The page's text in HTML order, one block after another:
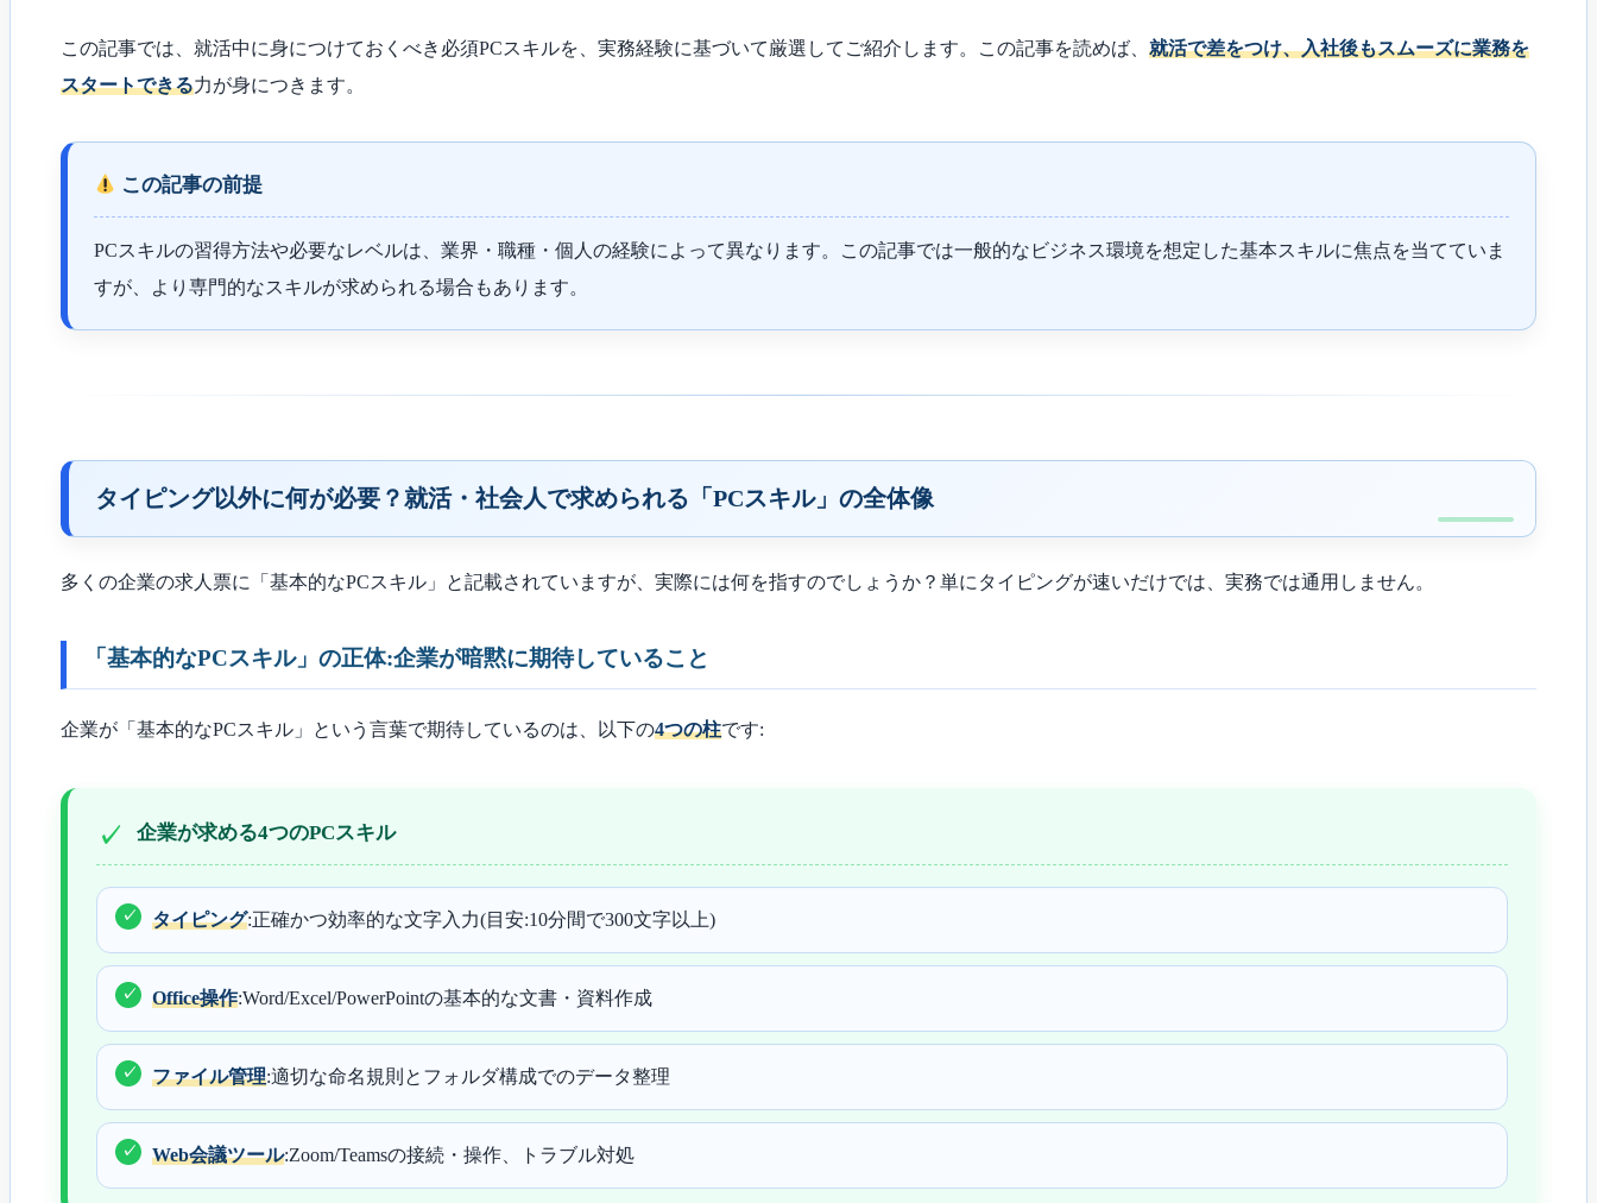
この記事では、就活中に身につけておくべき必須PCスキルを、実務経験に基づいて厳選してご紹介します。この記事を読めば、 就活で差をつけ、入社後もスムーズに業務を
スタートできる力が身につきます。
この記事の前提
PCスキルの習得方法や必要なレベルは、業界・職種・個人の経験によって異なります。この記事では一般的なビジネス環境を想定した基本スキルに焦点を当てていま
すが、より専門的なスキルが求められる場合もあります。
タイピング以外に何が必要？就活・社会人で求められる「PCスキル」の全体像
多くの企業の求人票に「基本的なPCスキル」と記載されていますが、実際には何を指すのでしょうか？単にタイピングが速いだけでは、実務では通用しません。
「基本的なPCスキル」の正体:企業が暗黙に期待していること
企業が「基本的なPCスキル」という言葉で期待しているのは、以下の4つの柱です:
企業が求める4つのPCスキル
タイピング:正確かつ効率的な文字入力(目安:10分間で300文字以上)
Office操作:Word/Excel/PowerPointの基本的な文書・資料作成
ファイル管理:適切な命名規則とフォルダ構成でのデータ整理
Web会議ツール:Zoom/Teamsの接続・操作、トラブル対処